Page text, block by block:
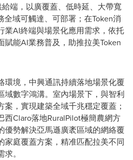
端，以廣覆蓋、低時延、大帶寬
全域可觸達、可部署；在Token消
業AI終端與場景化應用需求，依托
賦能AI業務普及，助推拉美Token
環境，中興通訊持續落地場景化覆
域數字鴻溝。室內場景下，與智利
，實現建築全域千兆穩定覆蓋；
西Claro落地RuralPilot極簡農網方
優勢解決亞馬遜廣袤區域的網絡覆
家庭覆蓋方案，精准匹配拉美不同
。